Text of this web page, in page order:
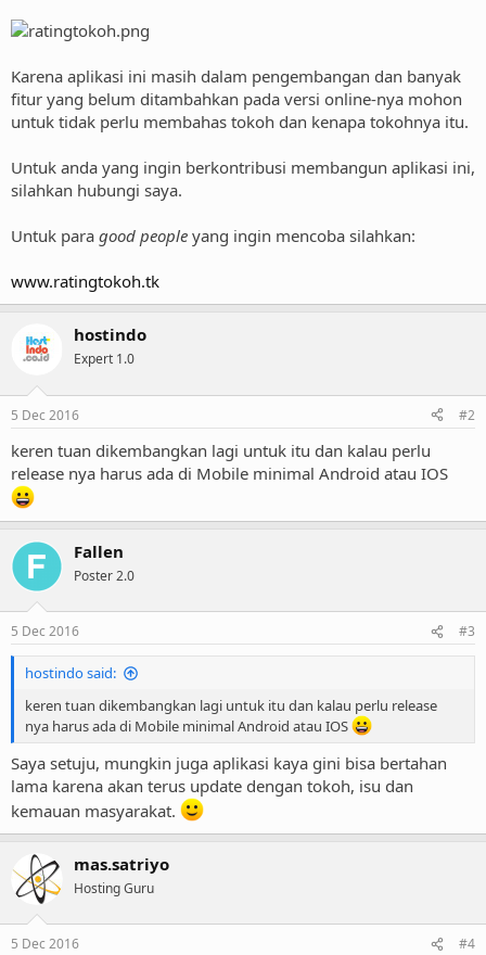
Karena aplikasi ini masih dalam pengembangan dan banyak
fitur yang belum ditambahkan pada versi online-nya mohon
untuk tidak perlu membahas tokoh dan kenapa tokohnya itu.
Untuk anda yang ingin berkontribusi membangun aplikasi ini,
silahkan hubungi saya.
Untuk para good people yang ingin mencoba silahkan:
www.ratingtokoh.tk
hostindo
Expert 1.0
5 Dec 2016 #2
keren tuan dikembangkan lagi untuk itu dan kalau perlu
release nya harus ada di Mobile minimal Android atau IOS
Fallen
Poster 2.0
5 Dec 2016 #3
hostindo said:
keren tuan dikembangkan lagi untuk itu dan kalau perlu release
nya harus ada di Mobile minimal Android atau IOS
Saya setuju, mungkin juga aplikasi kaya gini bisa bertahan
lama karena akan terus update dengan tokoh, isu dan
kemauan masyarakat.
mas.satriyo
Hosting Guru
5 Dec 2016 #4